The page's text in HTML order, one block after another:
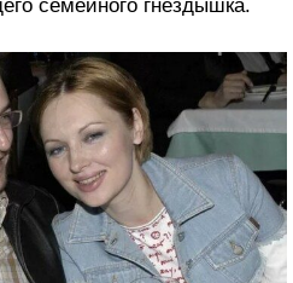
семейного гнёздышка.